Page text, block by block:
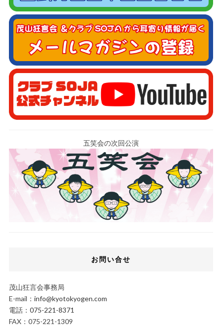
五笑会の次回公演
お問い合せ
茂山狂言会事務局
E-mail： info@kyotokyogen.com
電話： 075-221-8371
FAX：075-221-1309